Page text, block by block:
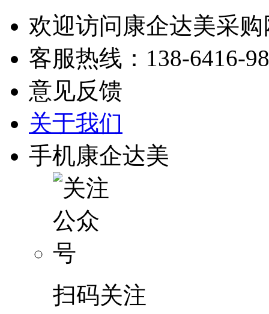
欢迎访问康企达美采购
客服热线： 138-6416-
意见反馈
关于我们
手机康企达美
扫码关注